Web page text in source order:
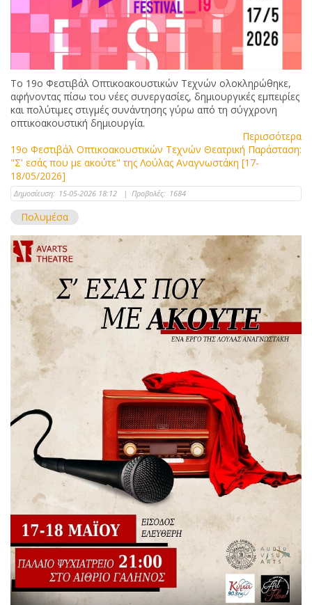
Το 19ο Φεστιβάλ Οπτικοακουστικών Τεχνών ολοκληρώθηκε,
αφήνοντας πίσω του νέες συνεργασίες, δημιουργικές εμπειρίες
και πολύτιμες στιγμές συνάντησης γύρω από τη σύγχρονη
οπτικοακουστική δημιουργία.
Περισσότερα
19ο Φεστιβάλ Οπτικοακουστικών Τεχνών Θεατρική Παράσταση:
"Σ' εσάς που με ακούτε" της Λούλας Αναγνωστάκη [17-
18/05/2026]
Δημοσίευση: 15-05-2026 18:12 | Προβολές: 1684
Πολυμέσα